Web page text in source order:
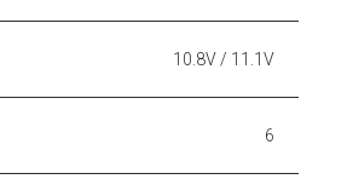
10.8V / 11.1V
6